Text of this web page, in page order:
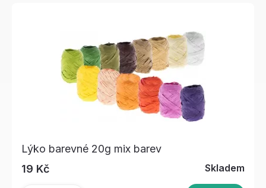
Lýko barevné 20g mix barev
19 Kč
Skladem